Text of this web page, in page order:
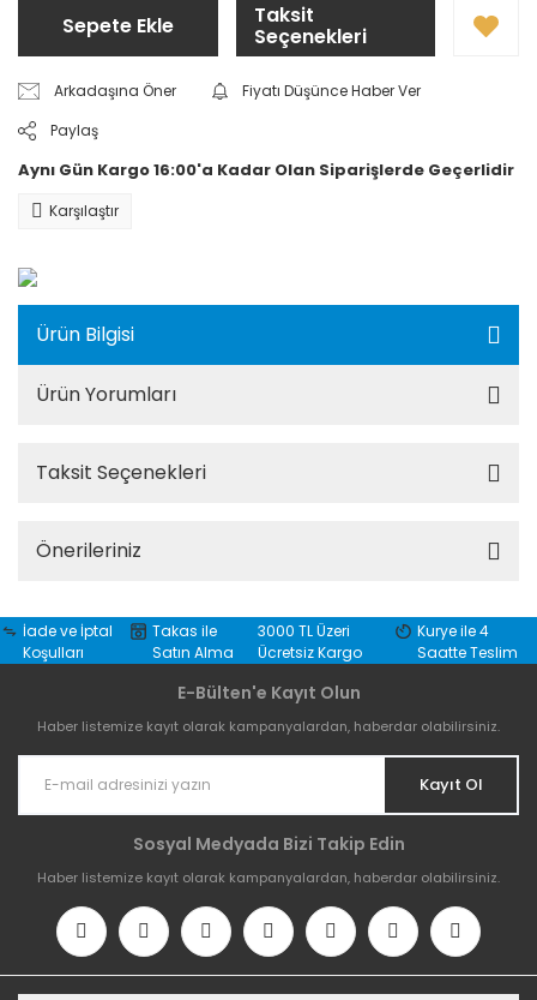
Sepete Ekle Taksit
Seçenekleri
Arkadaşına Öner
Fiyatı Düşünce Haber Ver
Paylaş
Aynı Gün Kargo 16:00'a Kadar Olan Siparişlerde Geçerlidir
Karşılaştır
Ürün Bilgisi
Ürün Yorumları
Taksit Seçenekleri
Önerileriniz
İade ve İptal
Koşulları
Takas ile
Satın Alma
3000 TL Üzeri
Ücretsiz Kargo
Kurye ile 4
Saatte Teslim
E-Bülten'e Kayıt Olun
Haber listemize kayıt olarak kampanyalardan, haberdar olabilirsiniz.
Kayıt Ol
Sosyal Medyada Bizi Takip Edin
Haber listemize kayıt olarak kampanyalardan, haberdar olabilirsiniz.